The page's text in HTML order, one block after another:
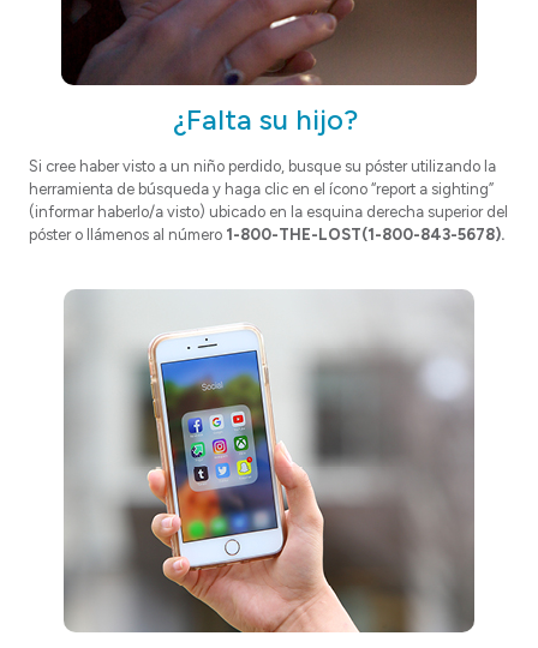
¿Falta su hijo?
Si cree haber visto a un niño perdido, busque su póster utilizando la
herramienta de búsqueda y haga clic en el ícono “report a sighting”
(informar haberlo/a visto) ubicado en la esquina derecha superior del
póster o llámenos al número 1-800-THE-LOST(1-800-843-5678).